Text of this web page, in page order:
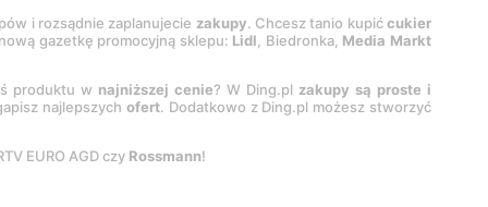
i rozsądnie zaplanujecie zakupy. Chcesz tanio kupićcukier
gazetkę promocyjną sklepu: Lidl, Biedronka, Media Markt
produktu w najniższej cenie? W Ding.pl zakupy są proste i
najlepszychofert. Dodatkowo z Ding.pl możesz stworzyć
EURO AGD czy Rossmann!